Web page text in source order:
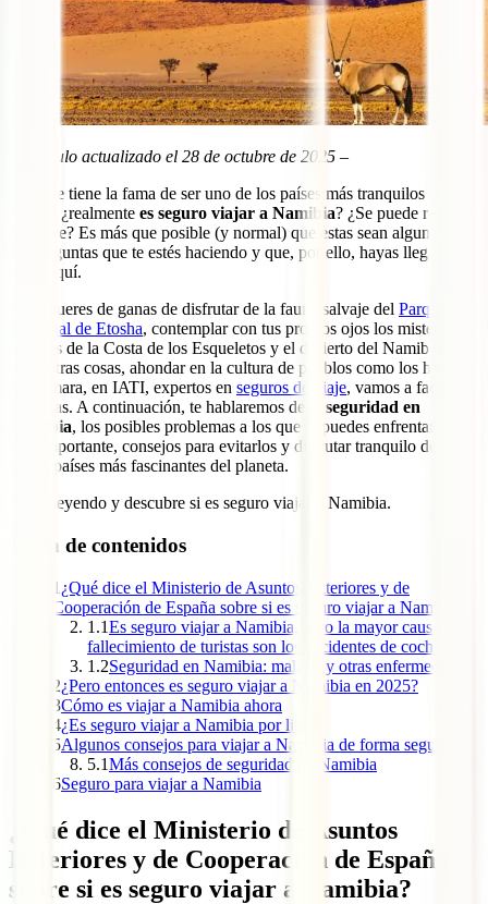
– Artículo actualizado el 28 de octubre de 2025 –
Aunque tiene la fama de ser uno de los países más tranquilos de
África, ¿realmente es seguro viajar a Namibia? ¿Se puede recorrer
por libre? Es más que posible (y normal) que estas sean algunas de
las preguntas que te estés haciendo y que, por ello, hayas llegado
hasta aquí.
Si te mueres de ganas de disfrutar de la fauna salvaje del Parque
Nacional de Etosha, contemplar con tus propios ojos los misteriosos
paisajes de la Costa de los Esqueletos y el desierto del Namib o,
entre otras cosas, ahondar en la cultura de pueblos como los himba o
los damara, en IATI, expertos en seguros de viaje, vamos a facilitarte
las cosas. A continuación, te hablaremos de la seguridad en
Namibia, los posibles problemas a los que te puedes enfrentar y, lo
más importante, consejos para evitarlos y disfrutar tranquilo de uno
de los países más fascinantes del planeta.
Sigue leyendo y descubre si es seguro viajar a Namibia.
Tabla de contenidos
1 ¿Qué dice el Ministerio de Asuntos Exteriores y de
Cooperación de España sobre si es seguro viajar a Namibia?
1.1Es seguro viajar a Namibia, pero la mayor causa de
fallecimiento de turistas son los accidentes de coche
1.2Seguridad en Namibia: malaria y otras enfermedades
2¿Pero entonces es seguro viajar a Namibia en 2025?
3Cómo es viajar a Namibia ahora
4¿Es seguro viajar a Namibia por libre?
5Algunos consejos para viajar a Namibia de forma segura
5.1Más consejos de seguridad en Namibia
6Seguro para viajar a Namibia
¿Qué dice el Ministerio de Asuntos
Exteriores y de Cooperación de España
sobre si es seguro viajar a Namibia?